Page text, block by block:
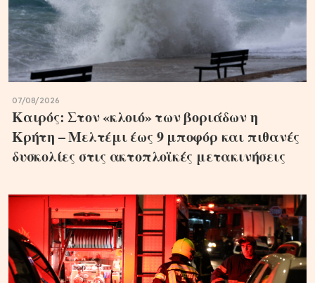
07/08/2026
Καιρός: Στον «κλοιό» των βοριάδων η
Κρήτη – Μελτέμι έως 9 μποφόρ και πιθανές
δυσκολίες στις ακτοπλοϊκές μετακινήσεις